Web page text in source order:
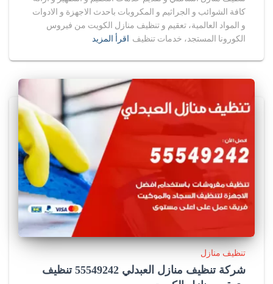
كافة الشوائب و الجراثيم و المكروبات باحدث الاجهزة و الادوات
و المواد العالمية، تعقيم و تنظيف منازل الكويت من فيروس
الكورونا المستجد، خدمات تنظيف اقرأ المزيد
تنظيف منازل
شركة تنظيف منازل العبدلي 55549242 تنظيف